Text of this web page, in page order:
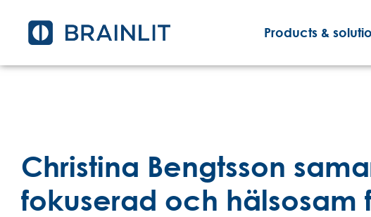
Products &
Christina Bengtsson
fokuserad och hälsosam